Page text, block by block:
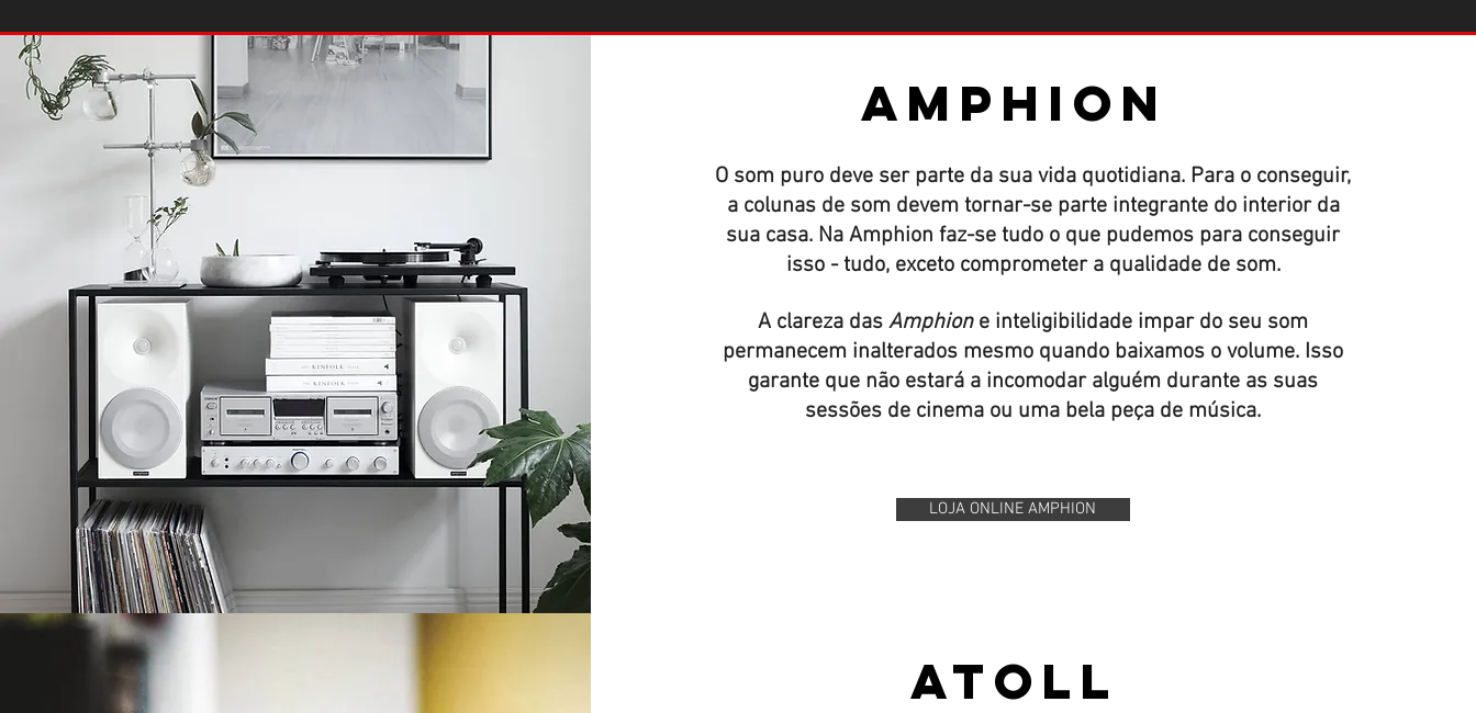
AMPHION
O som puro deve ser parte da sua vida quotidiana. Para o conseguir,
a colunas de som devem tornar-se parte integrante do interior da
sua casa. Na Amphion faz-se tudo o que pudemos para conseguir
isso - tudo, exceto comprometer a qualidade de som.
A clareza dasAmphione inteligibilidade impar do seu som
permanecem inalterados mesmo quando baixamos o volume. Isso
garante que não estará a incomodar alguém durante as suas
sessões de cinema ou uma bela peça de música.
LOJA ONLINE AMPHION
ATOLL